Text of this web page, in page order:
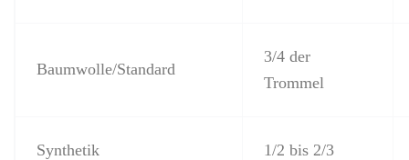
Baumwolle/Standard
3/4 der
Trommel
Synthetik 1/2 bis 2/3